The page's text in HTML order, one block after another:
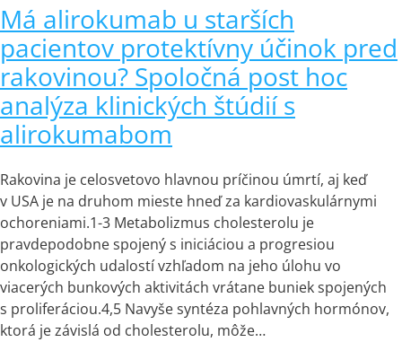
Má alirokumab u starších
pacientov protektívny účinok pred
rakovinou? Spoločná post hoc
analýza klinických štúdií s
alirokumabom
Rakovina je celosvetovo hlavnou príčinou úmrtí, aj keď
v USA je na druhom mieste hneď za kardiovaskulárnymi
ochoreniami.1-3 Metabolizmus cholesterolu je
pravdepodobne spojený s iniciáciou a progresiou
onkologických udalostí vzhľadom na jeho úlohu vo
viacerých bunkových aktivitách vrátane buniek spojených
s proliferáciou.4,5 Navyše syntéza pohlavných hormónov,
ktorá je závislá od cholesterolu, môže…